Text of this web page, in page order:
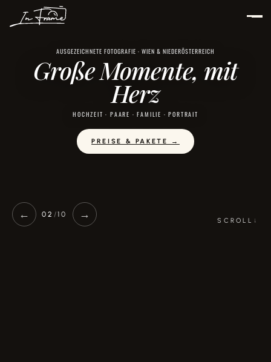
Inhalt
AUSGEZEICHNETE FOTOGRAFIE · WIEN & NIEDERÖSTERREICH
Große Momente, mit
Herz
HOCHZEIT · PAARE · FAMILIE · PORTRAIT
PREISE & PAKETE →
← 02 /10 →
SCROLL ↓